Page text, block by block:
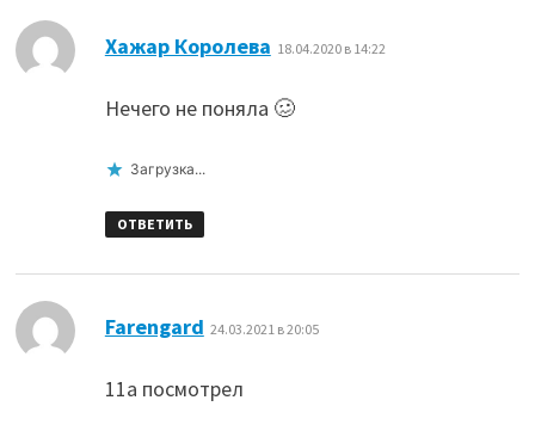
Хажар Королева 18.04.2020 в 14:22
Нечего не поняла 🥴
Загрузка...
ОТВЕТИТЬ
Farengard 24.03.2021 в 20:05
11а посмотрел